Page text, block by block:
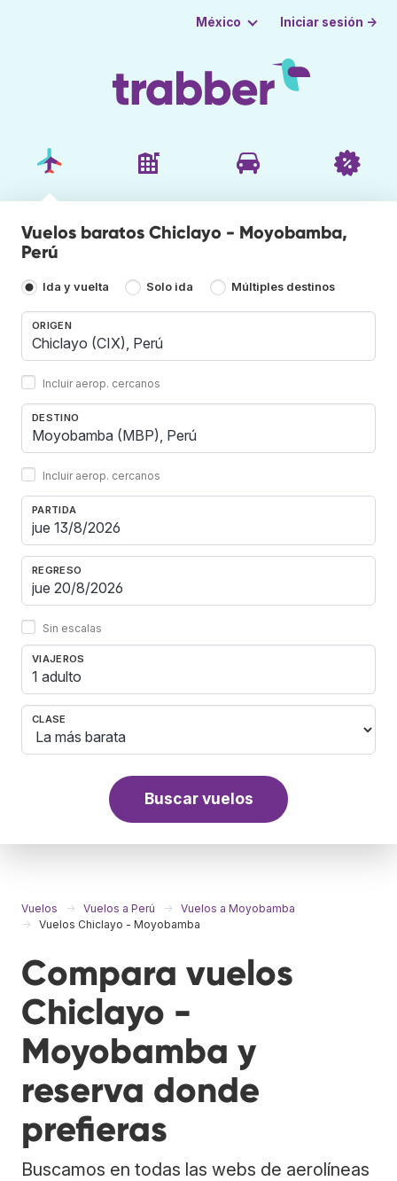
México Iniciar sesión →
Vuelos baratos Chiclayo - Moyobamba,
Perú
Ida y vuelta Solo ida Múltiples destinos
ORIGEN
Incluir aerop. cercanos
DESTINO
Incluir aerop. cercanos
PARTIDA
REGRESO
Sin escalas
VIAJEROS
1 adulto
CLASE
Buscar vuelos
Vuelos Vuelos a Perú
Vuelos a Moyobamba
Vuelos Chiclayo - Moyobamba
Compara vuelos
Chiclayo -
Moyobamba y
reserva donde
prefieras
Buscamos en todas las webs de aerolíneas